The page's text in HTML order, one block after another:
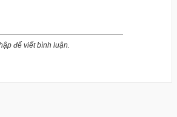
để viết bình luận.